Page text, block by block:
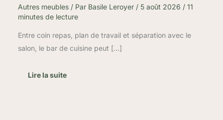
Autres meubles/ Par Basile Leroyer / 5 août 2026 / 11
minutes de lecture
Entre coin repas, plan de travail et séparation avec le
salon, le bar de cuisine peut […]
Lire la suite